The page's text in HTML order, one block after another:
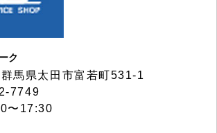
ク
馬県太田市富若町531-1
7749
〜17:30